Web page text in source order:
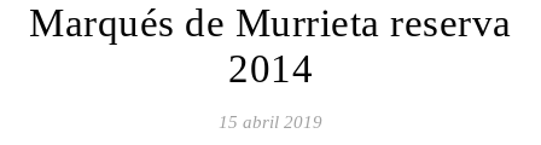
Marqués de Murrieta reserva
2014
15 abril 2019